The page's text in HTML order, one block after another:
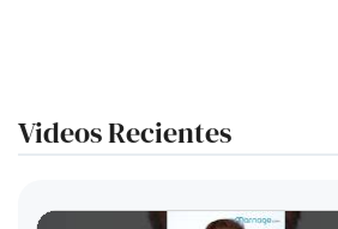
Videos Recientes